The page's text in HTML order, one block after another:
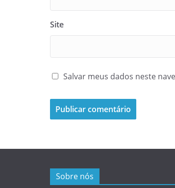
Site
Salvar meus dados neste
Sobre nós